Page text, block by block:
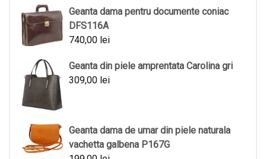
Geanta dama pentru documente coniac
DFS116A
740,00 lei
Geanta din piele amprentata Carolina gri
309,00 lei
Geanta dama de umar din piele naturala
vachetta galbena P167G